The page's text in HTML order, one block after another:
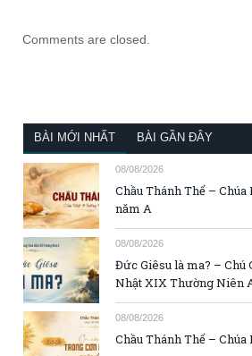
Comments are closed.
BÀI MỚI NHẤT BÀI GẦN ĐÂY
08/08/2026
Chầu Thánh Thể – Chúa
năm A
08/08/2026
Đức Giêsu là ma? – Chú
Nhật XIX Thường Niên
08/08/2026
Chầu Thánh Thể –